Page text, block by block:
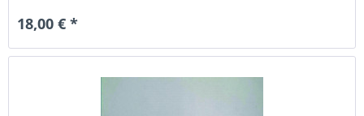
18,00 € *